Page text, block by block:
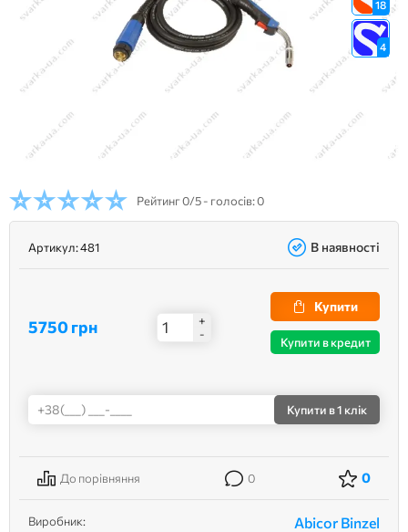
18
4
Рейтинг0/5 - голосів: 0
Артикул:481 В наявності
5750 грн
+
-
Купити
Купити в кредит
Купити в 1 клік
До порівняння 0 0
Виробник: Abicor Binzel